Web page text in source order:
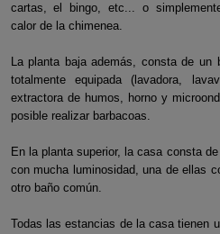
cartas, el bingo, etc... o
calor de la chimenea.
La planta baja además, consta de un
totalmente equipada (lavadora,
extractora de humos, horno y
posible realizar barbacoas.
En la planta superior, la casa consta
con mucha luminosidad, una de ellas
otro baño común.
Todas las estancias de la casa tienen